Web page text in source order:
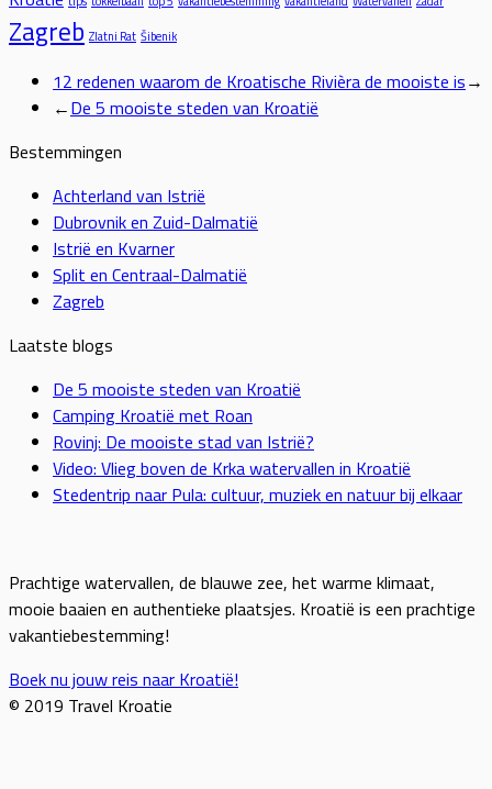
Zagreb Zlatni Rat Šibenik
12 redenen waarom de Kroatische Rivièra de mooiste is→
←De 5 mooiste steden van Kroatië
Bestemmingen
Achterland van Istrië
Dubrovnik en Zuid-Dalmatië
Istrië en Kvarner
Split en Centraal-Dalmatië
Zagreb
Laatste blogs
De 5 mooiste steden van Kroatië
Camping Kroatië met Roan
Rovinj: De mooiste stad van Istrië?
Video: Vlieg boven de Krka watervallen in Kroatië
Stedentrip naar Pula: cultuur, muziek en natuur bij elkaar
Prachtige watervallen, de blauwe zee, het warme klimaat,
mooie baaien en authentieke plaatsjes. Kroatië is een prachtige
vakantiebestemming!
Boek nu jouw reis naar Kroatië!
© 2019 Travel Kroatie